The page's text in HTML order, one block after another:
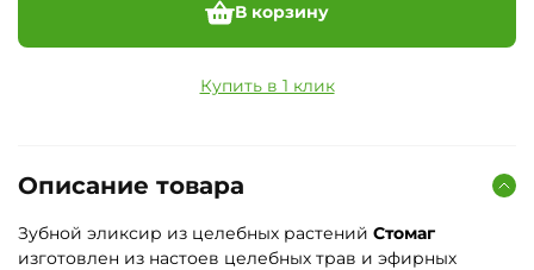
В корзину
Купить в 1 клик
Описание товара
Зубной эликсир из целебных растений Стомаг
изготовлен из настоев целебных трав и эфирных